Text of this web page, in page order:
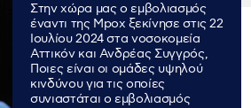
Στην χώρα μας ο εμβολιασμός
έναντι της Μpox ξεκίνησε στις 22
Ιουλίου 2024 στα νοσοκομεία
Αττικόν και Ανδρέας Συγγρός,
Ποιες είναι οι ομάδες υψηλού
κινδύνου για τις οποίες
συνιαστάται ο εμβολιασμός